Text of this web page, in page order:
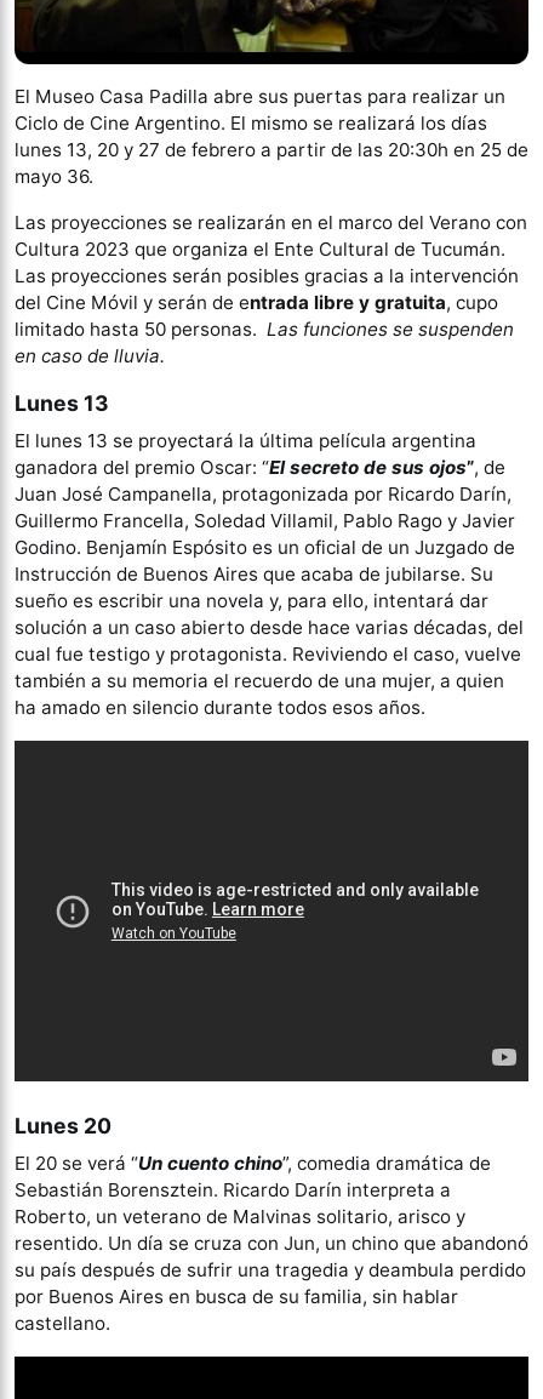
El Museo Casa Padilla abre sus puertas para realizar un
Ciclo de Cine Argentino. El mismo se realizará los días
lunes 13, 20 y 27 de febrero a partir de las 20:30h en 25 de
mayo 36.
Las proyecciones se realizarán en el marco del Verano con
Cultura 2023 que organiza el Ente Cultural de Tucumán.
Las proyecciones serán posibles gracias a la intervención
del Cine Móvil y serán de entrada libre y gratuita, cupo
limitado hasta 50 personas. Las funciones se suspenden
en caso de lluvia.
Lunes 13
El lunes 13 se proyectará la última película argentina
ganadora del premio Oscar: “El secreto de sus ojos”, de
Juan José Campanella, protagonizada por Ricardo Darín,
Guillermo Francella, Soledad Villamil, Pablo Rago y Javier
Godino. Benjamín Espósito es un oficial de un Juzgado de
Instrucción de Buenos Aires que acaba de jubilarse. Su
sueño es escribir una novela y, para ello, intentará dar
solución a un caso abierto desde hace varias décadas, del
cual fue testigo y protagonista. Reviviendo el caso, vuelve
también a su memoria el recuerdo de una mujer, a quien
ha amado en silencio durante todos esos años.
Lunes 20
El 20 se verá “Un cuento chino”, comedia dramática de
Sebastián Borensztein. Ricardo Darín interpreta a
Roberto, un veterano de Malvinas solitario, arisco y
resentido. Un día se cruza con Jun, un chino que abandonó
su país después de sufrir una tragedia y deambula perdido
por Buenos Aires en busca de su familia, sin hablar
castellano.